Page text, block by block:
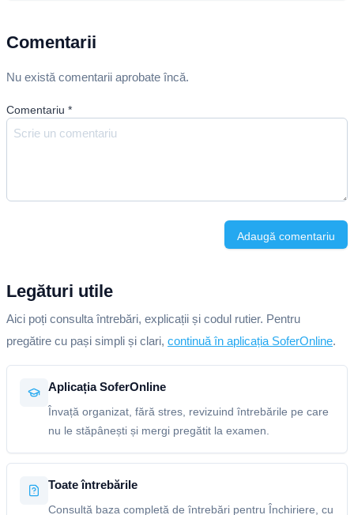
Comentarii
Nu există comentarii aprobate încă.
Comentariu *
Adaugă comentariu
Legături utile
Aici poți consulta întrebări, explicații și codul rutier. Pentru
pregătire cu pași simpli și clari, continuă în aplicația SoferOnline.
Aplicația SoferOnline
Învață organizat, fără stres, revizuind întrebările pe care
nu le stăpânești și mergi pregătit la examen.
Toate întrebările
Consultă baza completă de întrebări pentru Închiriere, cu